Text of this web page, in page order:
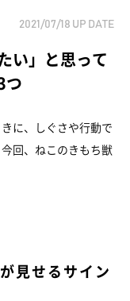
2021/07/18 UP DATE
い」と思って
つ
に、しぐさや行動で
回、ねこのきもち獣
見せるサイン